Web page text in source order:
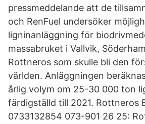
pressmeddelande att de
och RenFuel undersöker
ligninanläggning för
massabruket i Vallvik,
Rottneros som skulle bli den
världen. Anläggningen
årlig volym om 25-30 000 ton
färdigställd till 2021. Rottneros
0733132854 073-901 26 25: